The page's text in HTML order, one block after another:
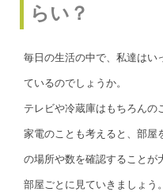
らい？
毎日の生活の中で、私達はい
ているのでしょうか。
テレビや冷蔵庫はもちろんの
家電のことも考えると、部屋
の場所や数を確認することが
部屋ごとに見ていきましょう。